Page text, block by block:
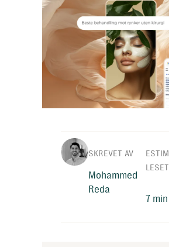
SKREVET AV
Mohammed
Reda
7 min